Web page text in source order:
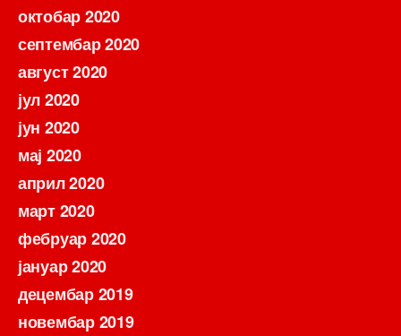
октобар 2020
септембар 2020
август 2020
јул 2020
јун 2020
мај 2020
април 2020
март 2020
фебруар 2020
јануар 2020
децембар 2019
новембар 2019